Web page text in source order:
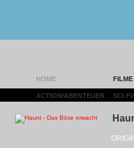
HOME FILME
ACTION/ABENTEUER SCI-